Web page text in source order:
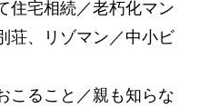
住宅相続／老朽化マン
荘、リゾマン／中小ビ
こること／親も知らな